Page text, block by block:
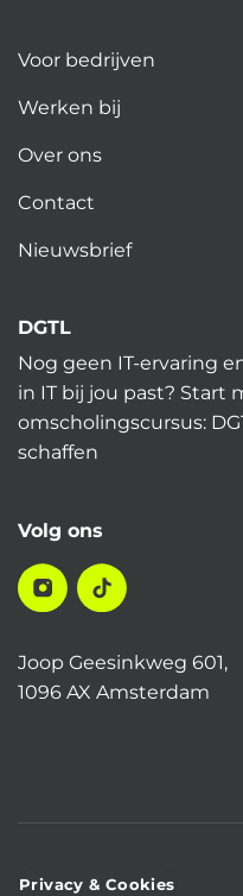
Voor bedrijven
Werken bij
Over ons
Contact
Nieuwsbrief
DGTL
Nog geen IT-ervaring
in IT bij jou past? Start
omscholingscursus:
schaffen
Volg ons
Joop Geesinkweg 601,
1096 AX Amsterdam
Privacy & Cookies